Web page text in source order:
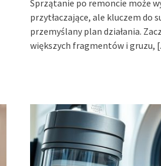
Sprzątanie po remoncie może
przytłaczające, ale kluczem do
przemyślany plan działania.
większych fragmentów i gruzu,